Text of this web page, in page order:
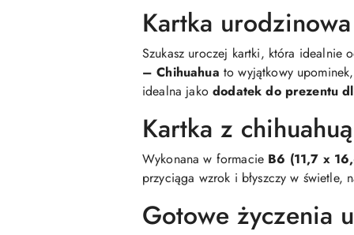
Kartka
Szukasz uroczej kartki, która idealnie
– Chihuahua to wyjątkowy
idealna jakododatek do prezentu
Kartka z
Wykonana w formacie B6 (11,7 x
przyciąga wzrok i błyszczy w świetle,
Gotowe życzenia